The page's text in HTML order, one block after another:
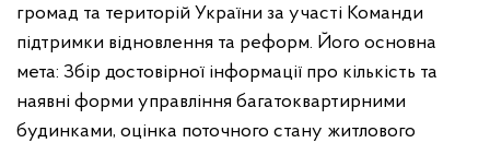
громад та територій України за участі Команди
підтримки відновлення та реформ. Його основна
мета: Збір достовірної інформації про кількість та
наявні форми управління багатоквартирними
будинками, оцінка поточного стану житлового